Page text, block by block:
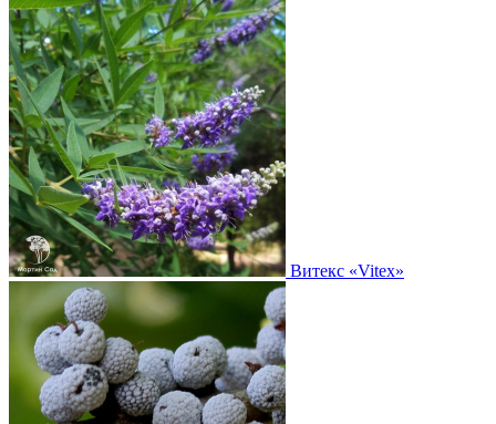
Витекс «Vitex»